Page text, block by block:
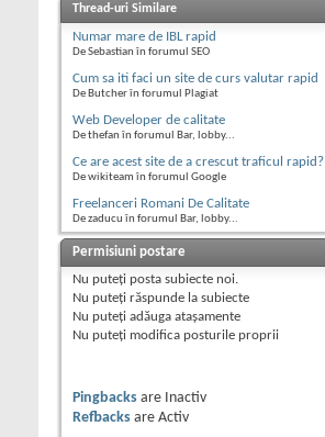
Thread-uri Similare
Numar mare de IBL rapid
De Sebastian în forumul SEO
Cum sa iti faci un site de curs valutar rapid
De Butcher în forumul Plagiat
Web Developer de calitate
De thefan în forumul Bar, lobby...
Ce are acest site de a crescut traficul rapid?
De wikiteam în forumul Google
Freelanceri Romani De Calitate
De zaducu în forumul Bar, lobby...
Permisiuni postare
Nu puteţi posta subiecte noi.
Nu puteţi răspunde la subiecte
Nu puteţi adăuga ataşamente
Nu puteţi modifica posturile proprii
Pingbacks are
Inactiv
Refbacks are Activ